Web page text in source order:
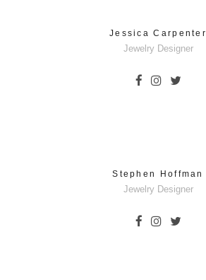
Jessica Carpenter
Jewelry Designer
Stephen Hoffman
Jewelry Designer